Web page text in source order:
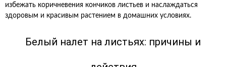
избежать коричневения кончиков листьев и наслаждаться
здоровым и красивым растением в домашних условиях.
Белый налет на листьях: причины и